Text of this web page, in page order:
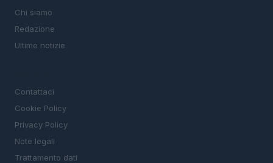
Chi siamo
Redazione
Ultime notizie
Contattaci
Cookie Policy
Privacy Policy
Note legali
Trattamento dati